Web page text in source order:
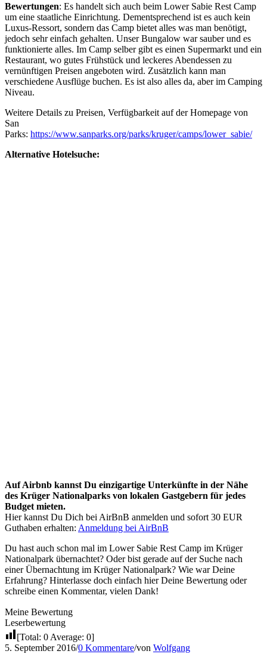
Bewertungen: Es handelt sich auch beim Lower Sabie Rest Camp
um eine staatliche Einrichtung. Dementsprechend ist es auch kein
Luxus-Ressort, sondern das Camp bietet alles was man benötigt,
jedoch sehr einfach gehalten. Unser Bungalow war sauber und es
funktionierte alles. Im Camp selber gibt es einen Supermarkt und ein
Restaurant, wo gutes Frühstück und leckeres Abendessen zu
vernünftigen Preisen angeboten wird. Zusätzlich kann man
verschiedene Ausflüge buchen. Es ist also alles da, aber im Camping
Niveau.
Weitere Details zu Preisen, Verfügbarkeit auf der Homepage von
San
Parks: https://www.sanparks.org/parks/kruger/camps/lower_sabie/
Alternative Hotelsuche:
Auf Airbnb kannst Du einzigartige Unterkünfte in der Nähe
des Krüger Nationalparks von lokalen Gastgebern für jedes
Budget mieten.
Hier kannst Du Dich bei AirBnB anmelden und sofort 30 EUR
Guthaben erhalten: Anmeldung bei AirBnB
Du hast auch schon mal im Lower Sabie Rest Camp im Krüger
Nationalpark übernachtet? Oder bist gerade auf der Suche nach
einer Übernachtung im Krüger Nationalpark? Wie war Deine
Erfahrung? Hinterlasse doch einfach hier Deine Bewertung oder
schreibe einen Kommentar, vielen Dank!
Meine Bewertung
Leserbewertung
[Total: 0 Average: 0]
5. September 2016/0 Kommentare/von Wolfgang